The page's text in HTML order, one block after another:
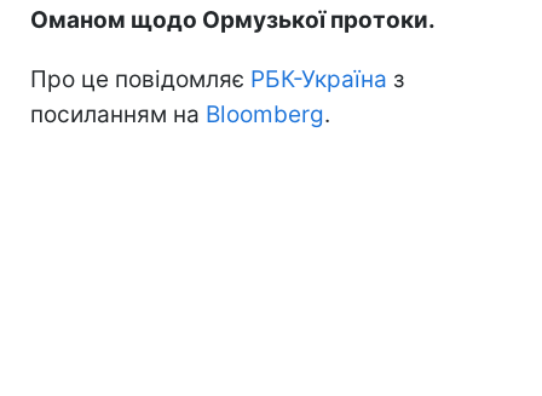
Оманом щодо Ормузької протоки.
Про це повідомляє РБК-Україна з
посиланням на Bloomberg.